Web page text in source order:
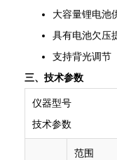
大容量锂电池
具有电池欠压
支持背光调节
三、技术参数
仪器型号
技术参数
范围